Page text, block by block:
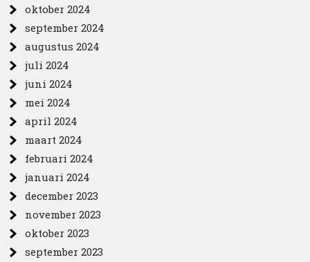
oktober 2024
september 2024
augustus 2024
juli 2024
juni 2024
mei 2024
april 2024
maart 2024
februari 2024
januari 2024
december 2023
november 2023
oktober 2023
september 2023